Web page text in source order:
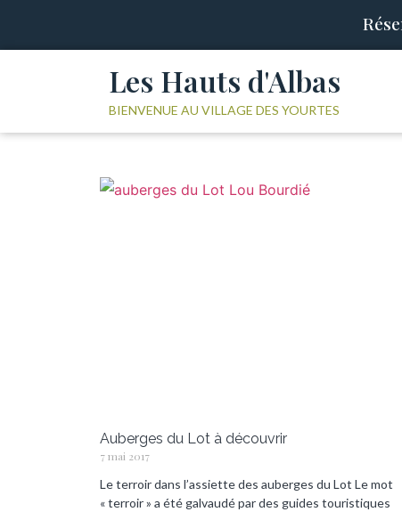
Les Hauts d'Albas
BIENVENUE AU VILLAGE DES YOURTES
Auberges du Lot à découvrir
7 mai 2017
Le terroir dans l’assiette des auberges du Lot Le mot
« terroir » a été galvaudé par des guides touristiques